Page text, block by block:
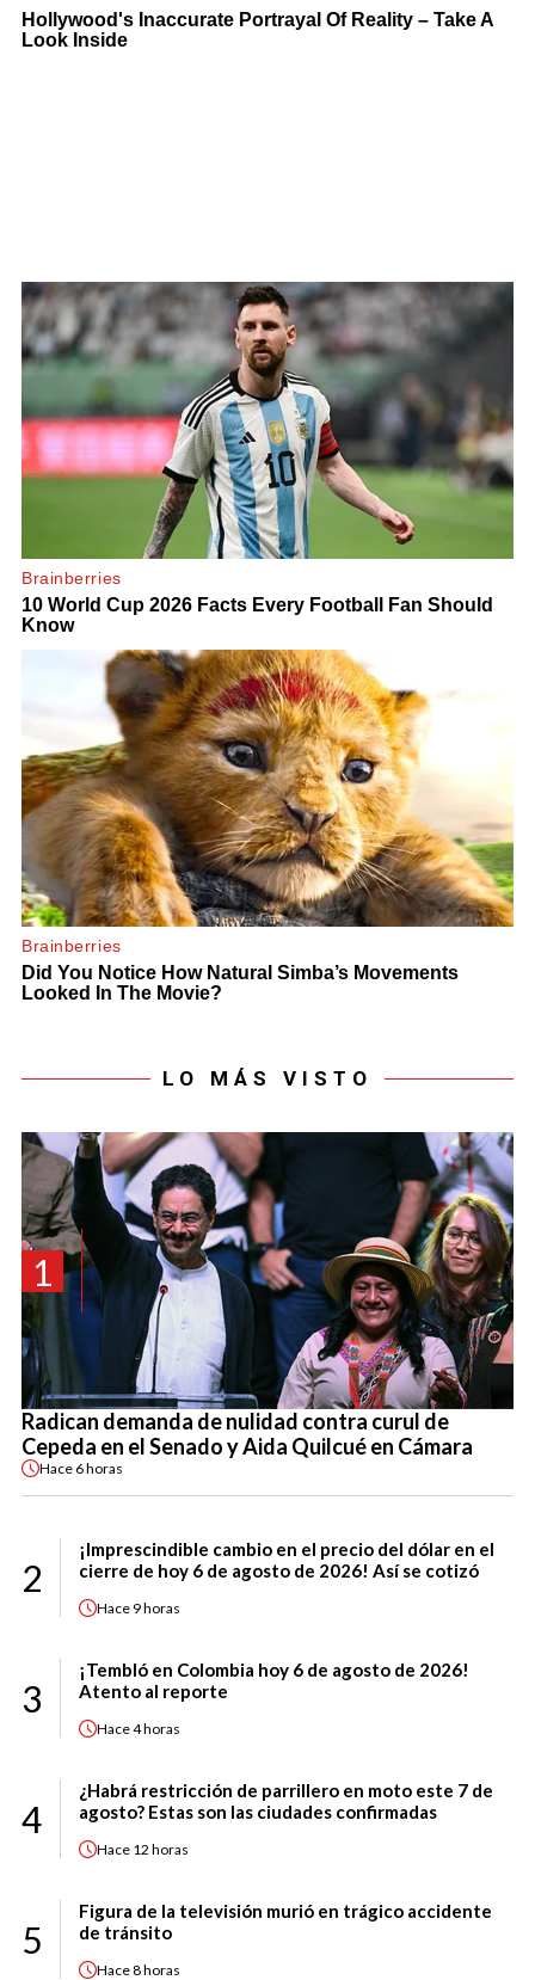
LO MÁS VISTO
1
Radican demanda de nulidad contra curul de
Cepeda en el Senado y Aida Quilcué en Cámara
Hace 6 horas
2
¡Imprescindible cambio en el precio del dólar en el
cierre de hoy 6 de agosto de 2026! Así se cotizó
Hace 9 horas
3
¡Tembló en Colombia hoy 6 de agosto de 2026!
Atento al reporte
Hace4 horas
4
¿Habrá restricción de parrillero en moto este 7 de
agosto? Estas son las ciudades confirmadas
Hace 12 horas
5
Figura de la televisión murió en trágico accidente
de tránsito
Hace8 horas